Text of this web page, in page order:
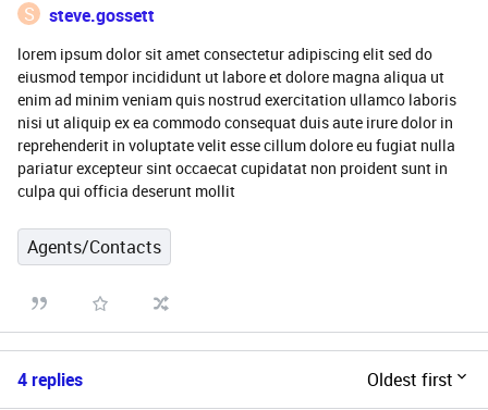
S steve.gossett
lorem ipsum dolor sit amet consectetur adipiscing elit sed do
eiusmod tempor incididunt ut labore et dolore magna aliqua ut
enim ad minim veniam quis nostrud exercitation ullamco laboris
nisi ut aliquip ex ea commodo consequat duis aute irure dolor in
reprehenderit in voluptate velit esse cillum dolore eu fugiat nulla
pariatur excepteur sint occaecat cupidatat non proident sunt in
culpa qui officia deserunt mollit
Agents/Contacts
4 replies Oldest first